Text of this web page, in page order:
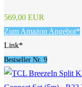
569,00 EUR
Zum Amazon Angebot*
Link*
Bestseller Nr. 9